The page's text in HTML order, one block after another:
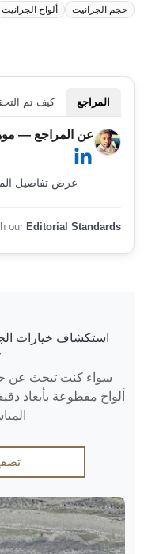
حجم الجرانيت
ألواح الجرانيت
المراجع كيف تم
عن المراجع —
عرض تفاصيل
our Editorial Standards
استكشاف خيارات
سواء كنت تبحث عن
ألواح مقطوعة بأبعاد